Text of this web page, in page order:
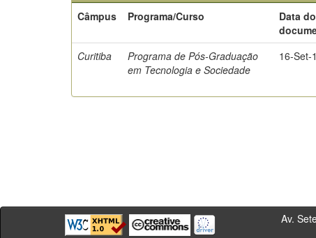
Câmpus
Programa/Curso
Data do
Curitiba
Programa de Pós-Graduação
em Tecnologia e Sociedade
16-Set-
Av. Sete de